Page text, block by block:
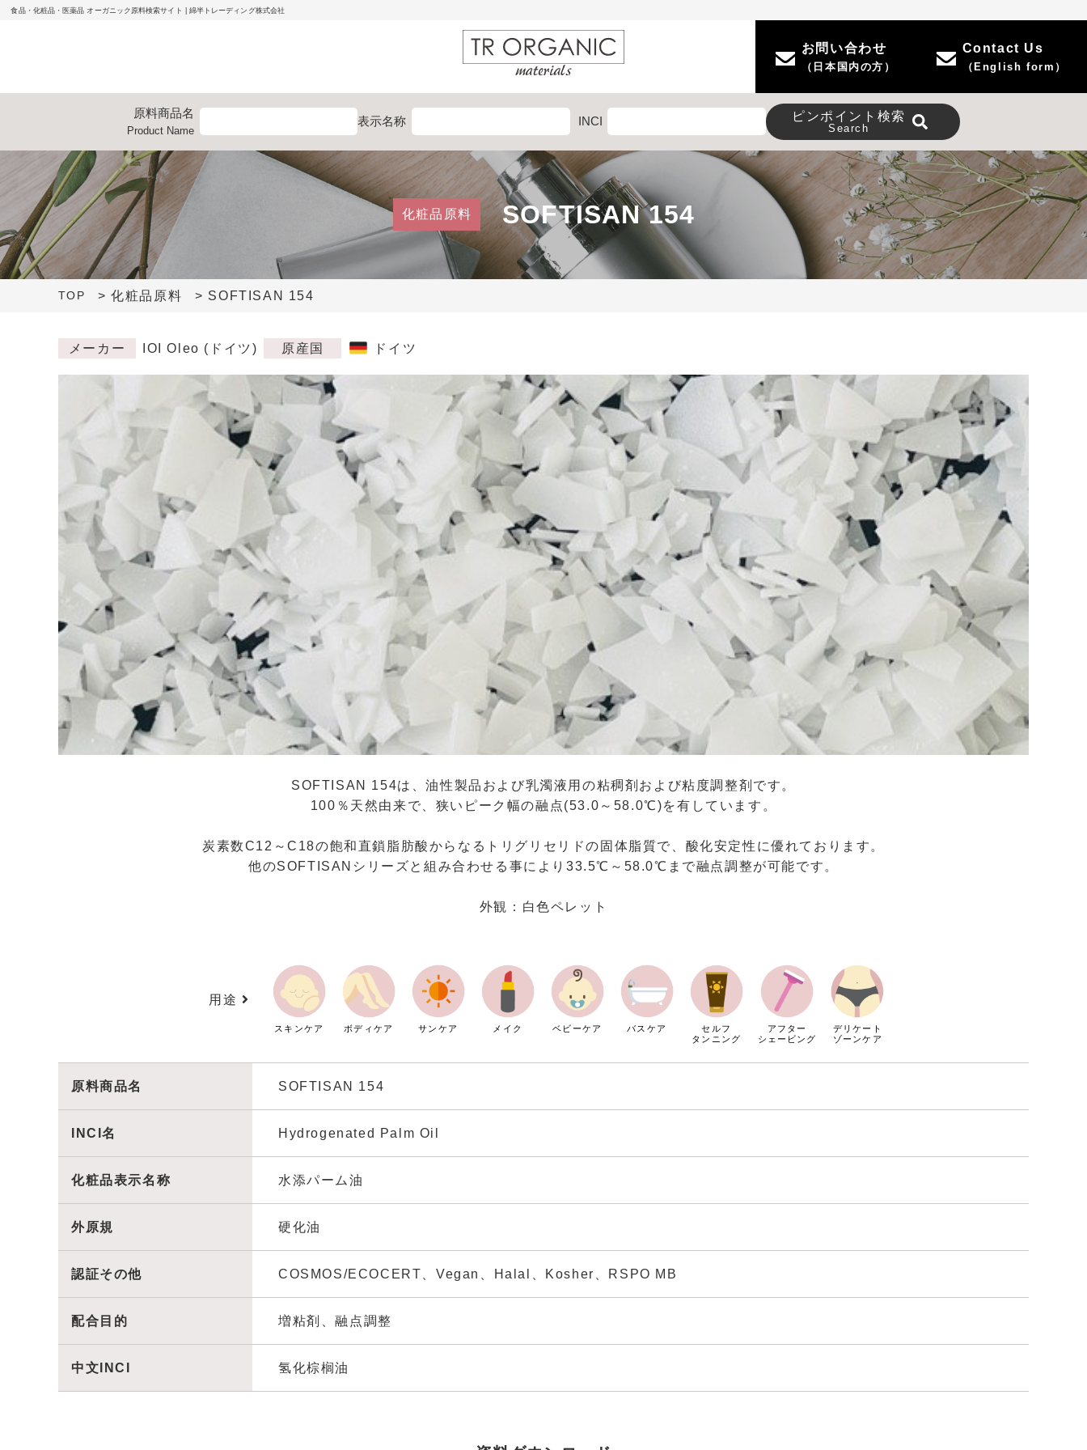
食品・化粧品・医薬品 オーガニック原料検索サイト | 綿半トレーディング株式会社
お問い合わせ
（日本国内の方）
Contact Us
（English form）
原料商品名
Product Name
表示名称 INCI ピンポイント 検索
Search
化粧品原料 SOFTISAN 154
TOP > 化粧品原料 > SOFTISAN 154
メーカー IOI Oleo (ドイツ) 原産国 ドイツ
SOFTISAN 154は、油性製品および乳濁液用の粘稠剤および粘度調整剤です。
100％天然由来で、狭いピーク幅の融点(53.0～58.0℃)を有しています。
炭素数C12～C18の飽和直鎖脂肪酸からなるトリグリセリドの固体脂質で、酸化安定性に優れております。
他のSOFTISANシリーズと組み合わせる事により33.5℃～58.0℃まで融点調整が可能です。
外観：白色ペレット
用途
スキンケア ボディケア サンケア メイク ベビーケア バスケア
セルフ
タンニング
アフター
シェービング
デリケート
ゾーンケア
原料商品名 SOFTISAN 154
INCI名 Hydrogenated Palm Oil
化粧品表示名称 水添パーム油
外原規 硬化油
認証その他 COSMOS/ECOCERT、Vegan、Halal、Kosher、RSPO MB
配合目的 増粘剤、融点調整
中文INCI 氢化棕榈油